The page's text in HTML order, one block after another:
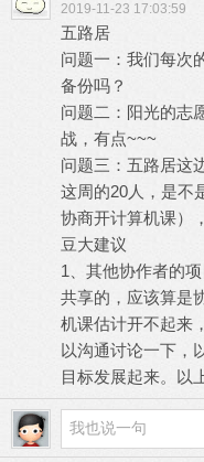
2019-11-23 17:03:59
五路居
问题一：我们每次
备份吗？
问题二：阳光的志
战，有点~~~
问题三：五路居这
这周的20人，是不
协商开计算机课）
豆大建议
1、其他协作者的
共享的，应该算是
机课估计开不起来
以沟通讨论一下，
目标发展起来。以